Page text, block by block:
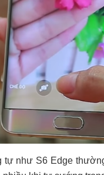
tự như S6 Edge